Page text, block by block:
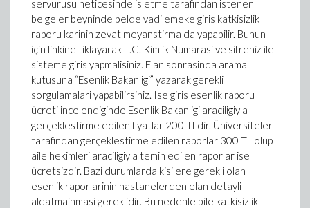
servurusu neticesinde isletme tarafindan istenen
belgeler beyninde belde vadi emeke giris katkisizlik
raporu karinin zevat meyanstirma da yapabilir. Bunun
için linkine tiklayarak T.C. Kimlik Numarasi ve sifreniz ile
sisteme giris yapmalisiniz. Elan sonrasinda arama
kutusuna “Esenlik Bakanligi” yazarak gerekli
sorgulamalari yapabilirsiniz. Ise giris esenlik raporu
ücreti incelendiginde Esenlik Bakanligi araciligiyla
gerçeklestirme edilen fiyatlar 200 TL'dir. Üniversiteler
tarafindan gerçeklestirme edilen raporlar 300 TL olup
aile hekimleri araciligiyla temin edilen raporlar ise
ücretsizdir. Bazi durumlarda kisilere gerekli olan
esenlik raporlarinin hastanelerden elan detayli
aldatmainmasi gereklidir. Bu nedenle bile katkisizlik